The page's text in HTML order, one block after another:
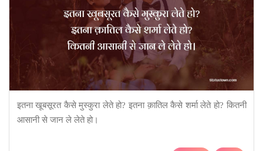
इतना खूबसूरत कैसे मुस्कुरा लेते हो? इतना क़ातिल कैसे शर्मा लेते हो? कितनी
आसानी से जान ले लेते हो।